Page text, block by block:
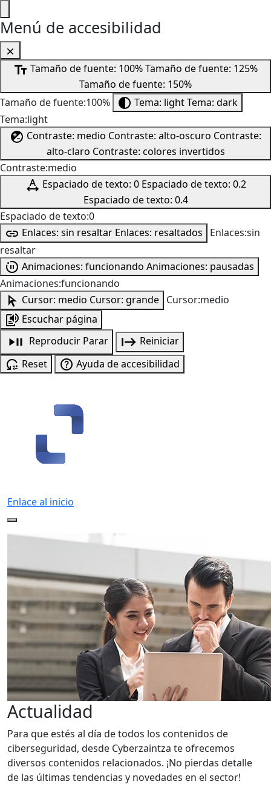
Menú de accesibilidad
Tamaño de fuente: 100%Tamaño de fuente: 125%
Tamaño de fuente: 150%
Tamaño de fuente:100%
Tema: lightTema: dark
Tema:light
Contraste: medio Contraste: alto-oscuro Contraste:
alto-claro Contraste: colores invertidos
Contraste:medio
Espaciado de texto: 0 Espaciado de texto: 0.2
Espaciado de texto: 0.4
Espaciado de texto:0
Enlaces: sin resaltar Enlaces: resaltados
Enlaces:sin
resaltar
Animaciones: funcionando Animaciones: pausadas
Animaciones:funcionando
Cursor: medio Cursor: grande Cursor:medio
Escuchar página
Reproducir Parar
Reiniciar
Reset
Ayuda de accesibilidad
Enlace al inicio
Actualidad
Para que estés al día de todos los contenidos de
ciberseguridad, desde Cyberzaintza te ofrecemos
diversos contenidos relacionados. ¡No pierdas detalle
de las últimas tendencias y novedades en el sector!